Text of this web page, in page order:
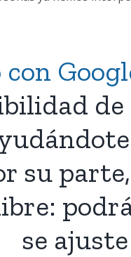
su
se